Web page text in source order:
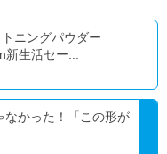
ニングパウダー
新生活セー...
なかった！「この形が